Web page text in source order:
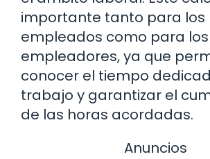
importante tanto para los
empleados como para los
empleadores, ya que
conocer el tiempo
trabajo y garantizar el
de las horas acordadas.
Anuncios